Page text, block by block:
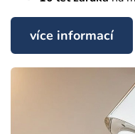
více informací